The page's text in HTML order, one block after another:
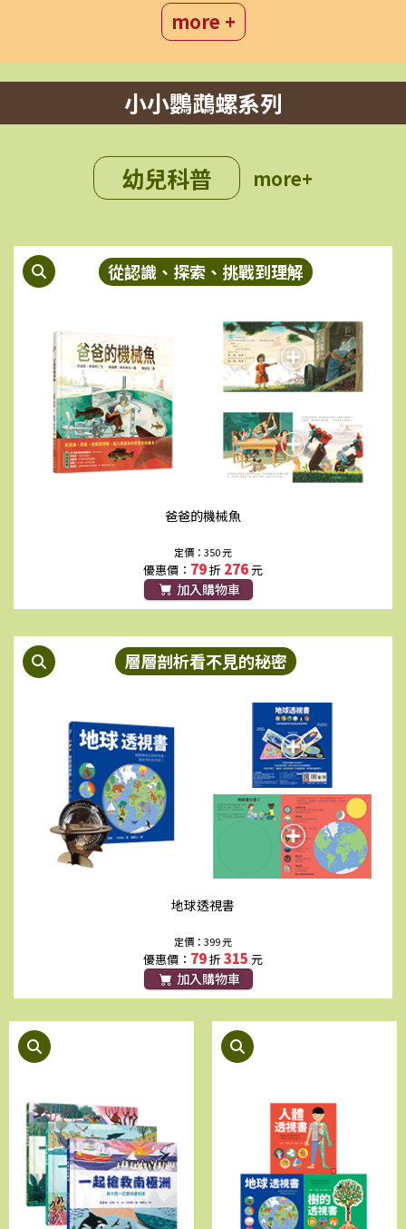
奇異鳥家的小奇
定價：370 元
小鳥憂憂好想飛 完美的熊先生
定價：350 元
小漁顛倒游
定價：370 元
優惠價：79折292元
加入購物車
眼淚博物館
定價：350 元
優惠價：90折315
加入購物車
優惠價：
more +
小小鸚鵡螺系列
幼兒科普 more+
從認識、探索、挑戰到理解
爸爸的機械魚
定價：350 元
優惠價： 79折 276元
加入購物車
層層剖析看不見的秘密
地球透視書
定價：399 元
優惠價： 79折315 元
加入購物車